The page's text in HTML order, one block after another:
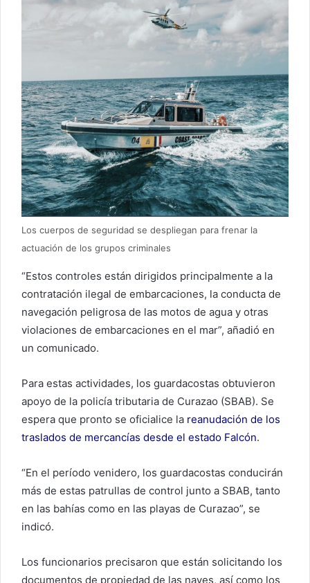
Los cuerpos de seguridad se despliegan para frenar la
actuación de los grupos criminales
“Estos controles están dirigidos principalmente a la
contratación ilegal de embarcaciones, la conducta de
navegación peligrosa de las motos de agua y otras
violaciones de embarcaciones en el mar”, añadió en
un comunicado.
Para estas actividades, los guardacostas obtuvieron
apoyo de la policía tributaria de Curazao (SBAB). Se
espera que pronto se oficialice la reanudación de los
traslados de mercancías desde el estado Falcón.
“En el período venidero, los guardacostas conducirán
más de estas patrullas de control junto a SBAB, tanto
en las bahías como en las playas de Curazao”, se
indicó.
Los funcionarios precisaron que están solicitando los
documentos de propiedad de las naves, así como los